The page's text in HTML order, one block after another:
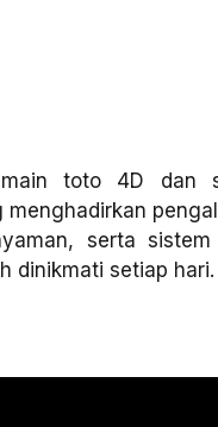
toto 4D dan
serta
dinikmati setiap hari.